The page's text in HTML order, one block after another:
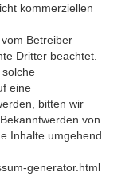
kommerziellen
Betreiber
Dritter beachtet.
eine
bitten wir
von
Inhalte umgehend
generator.html